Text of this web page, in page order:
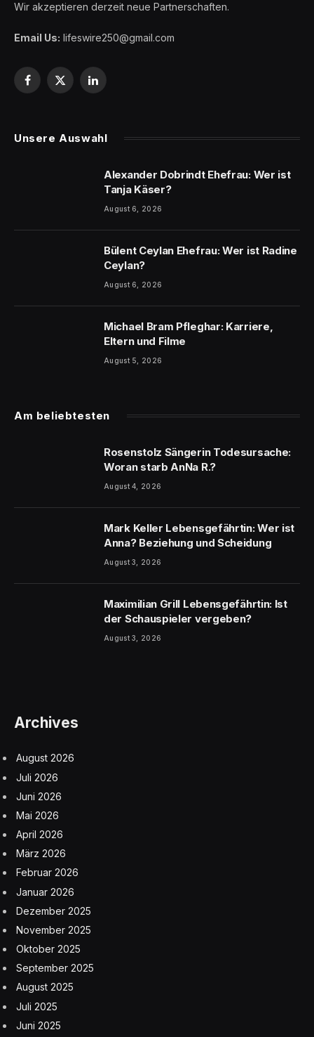
Wir akzeptieren derzeit neue Partnerschaften.
Email Us: lifeswire250@gmail.com
Facebook
X
LinkedIn
Unsere Auswahl
Alexander Dobrindt Ehefrau: Wer ist
Tanja Käser?
August 6, 2026
Bülent Ceylan Ehefrau: Wer ist Radine
Ceylan?
August 6, 2026
Michael Bram Pfleghar: Karriere,
Eltern und Filme
August 5, 2026
Am beliebtesten
Rosenstolz Sängerin Todesursache:
Woran starb AnNa R.?
August 4, 2026
Mark Keller Lebensgefährtin: Wer ist
Anna? Beziehung und Scheidung
August 3, 2026
Maximilian Grill Lebensgefährtin: Ist
der Schauspieler vergeben?
August 3, 2026
Archives
August 2026
Juli 2026
Juni 2026
Mai 2026
April 2026
März 2026
Februar 2026
Januar 2026
Dezember 2025
November 2025
Oktober 2025
September 2025
August 2025
Juli 2025
Juni 2025